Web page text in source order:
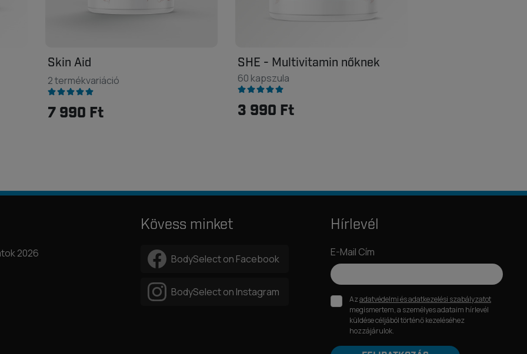
Skin Aid
2 termékvariáció
7 990 Ft
SHE - Multivitamin nőknek
60 kapszula
3 990 Ft
2026
Kövess minket
BodySelect on Facebook
BodySelect on Instagram
Hírlevél
E-Mail Cím
Azadatvédelmi és adatkezelési szabályzatot
megismertem, a személyes adataim hírlevél
küldése céljából történő kezeléséhez
hozzájárulok.